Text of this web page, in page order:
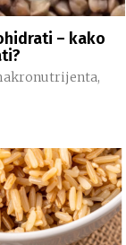
– kako